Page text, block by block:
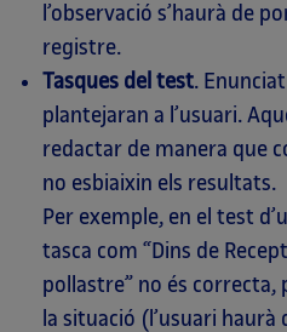
l’observació s’haurà de
registre.
Tasques del test.
plantejaran a l’usuari.
redactar de manera que
no esbiaixin els resultats.
Per exemple, en el test
tasca com “Dins de
pollastre” no és
la situació (l’usuari